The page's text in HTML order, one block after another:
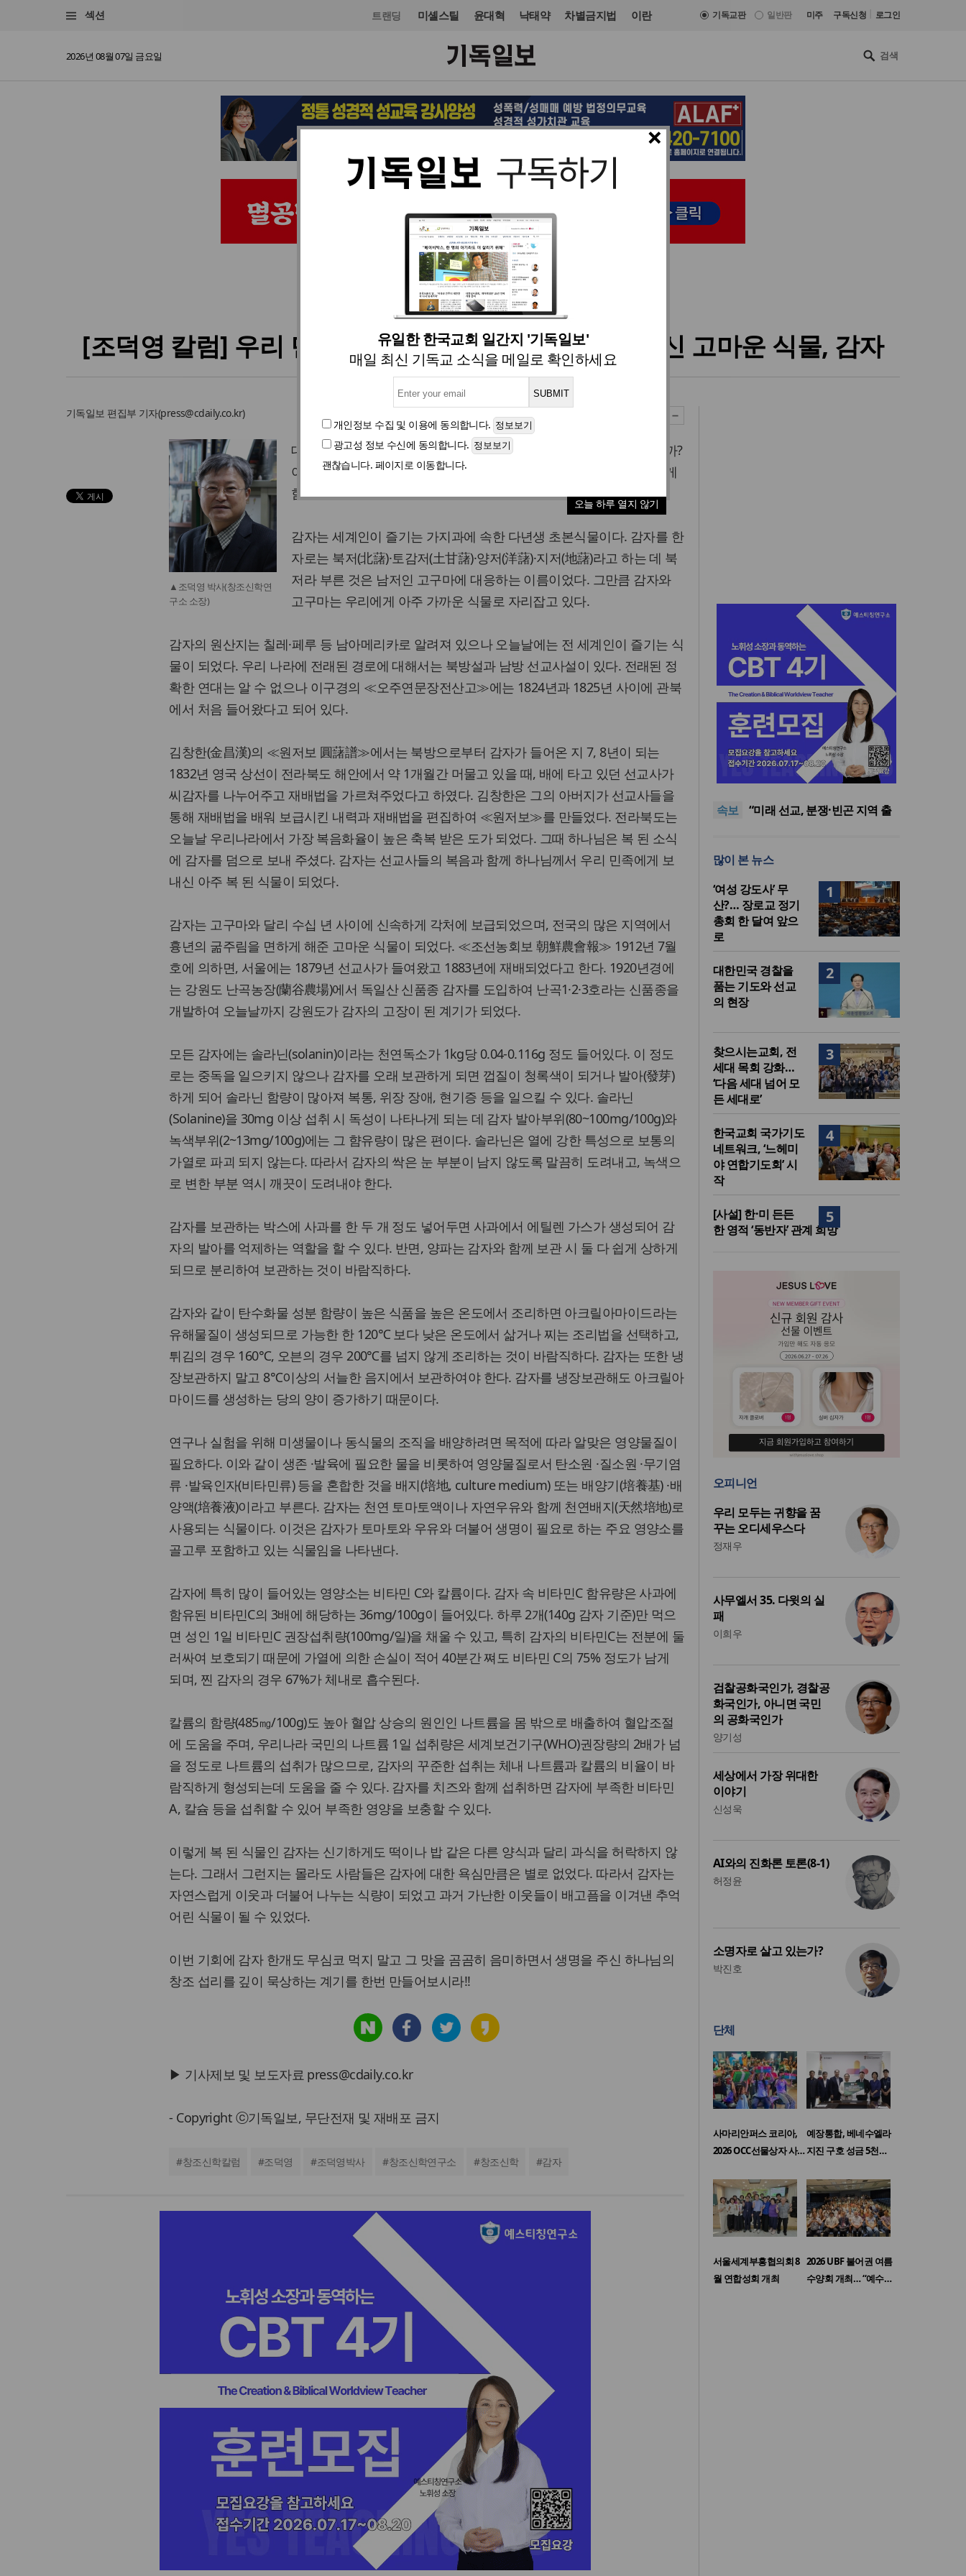
섹션 트랜딩 미셸스틸 윤대혁 낙태약 차별금지법 이란 기독교판 일반판 미주 구독신청 로그인
2026년 08월 07일 금요일
×
유일한 한국교회 일간지 '기독일보'
매일 최신 기독교 소식을 메일로 확인하세요
개인정보 수집 및 이용에 동의합니다.
광고성 정보 수신에 동의합니다.
괜찮습니다. 페이지로 이동합니다.
오늘 하루 열지 않기
교회일반 칼럼 입력 2016. 04. 16 06:30
[조덕영 칼럼] 우리 민족 배고픔을 달래준 하나님이 주신 고마운 식물, 감자
기독일보 편집부 기자(press@cdaily.co.kr)
▲조덕영 박사(창조신학연
구소 소장)
대한민국 국민 중 감자에 대한 추억 한두 가지 없는 사람이 과연 있을까?
아마 당연히 없을 것이다. 감자는 그만큼 우리 삶의 정서와 아주 가깝게
함께하여 왔다.
감자는 세계인이 즐기는 가지과에 속한 다년생 초본식물이다. 감자를 한
자로는 북저(北藷)·토감저(土甘藷)·양저(洋藷)·지저(地藷)라고 하는 데 북
저라 부른 것은 남저인 고구마에 대응하는 이름이었다. 그만큼 감자와
고구마는 우리에게 아주 가까운 식물로 자리잡고 있다.
감자의 원산지는 칠레·페루 등 남아메리카로 알려져 있으나 오늘날에는 전 세계인이 즐기는 식
물이 되었다. 우리 나라에 전래된 경로에 대해서는 북방설과 남방 선교사설이 있다. 전래된 정
확한 연대는 알 수 없으나 이구경의 ≪오주연문장전산고≫에는 1824년과 1825년 사이에 관북
에서 처음 들어왔다고 되어 있다.
김창한(金昌漢)의 ≪원저보 圓藷譜≫에서는 북방으로부터 감자가 들어온 지 7, 8년이 되는
1832년 영국 상선이 전라북도 해안에서 약 1개월간 머물고 있을 때, 배에 타고 있던 선교사가
씨감자를 나누어주고 재배법을 가르쳐주었다고 하였다. 김창한은 그의 아버지가 선교사들을
통해 재배법을 배워 보급시킨 내력과 재배법을 편집하여 ≪원저보≫를 만들었다. 전라북도는
오늘날 우리나라에서 가장 복음화율이 높은 축복 받은 도가 되었다. 그때 하나님은 복 된 소식
에 감자를 덤으로 보내 주셨다. 감자는 선교사들의 복음과 함께 하나님께서 우리 민족에게 보
내신 아주 복 된 식물이 되었다.
감자는 고구마와 달리 수십 년 사이에 신속하게 각처에 보급되었으며, 전국의 많은 지역에서
흉년의 굶주림을 면하게 해준 고마운 식물이 되었다. ≪조선농회보 朝鮮農會報≫ 1912년 7월
호에 의하면, 서울에는 1879년 선교사가 들여왔고 1883년에 재배되었다고 한다. 1920년경에
는 강원도 난곡농장(蘭谷農場)에서 독일산 신품종 감자를 도입하여 난곡1·2·3호라는 신품종을
개발하여 오늘날까지 강원도가 감자의 고장이 된 계기가 되었다.
모든 감자에는 솔라닌(solanin)이라는 천연독소가 1kg당 0.04-0.116g 정도 들어있다. 이 정도
로는 중독을 일으키지 않으나 감자를 오래 보관하게 되면 껍질이 청록색이 되거나 발아(發芽)
하게 되어 솔라닌 함량이 많아져 복통, 위장 장애, 현기증 등을 일으킬 수 있다. 솔라닌
(Solanine)을 30mg 이상 섭취 시 독성이 나타나게 되는 데 감자 발아부위(80~100mg/100g)와
녹색부위(2~13mg/100g)에는 그 햠유량이 많은 편이다. 솔라닌은 열에 강한 특성으로 보통의
가열로 파괴 되지 않는다. 따라서 감자의 싹은 눈 부분이 남지 않도록 말끔히 도려내고, 녹색으
로 변한 부분 역시 깨끗이 도려내야 한다.
감자를 보관하는 박스에 사과를 한 두 개 정도 넣어두면 사과에서 에틸렌 가스가 생성되어 감
자의 발아를 억제하는 역할을 할 수 있다. 반면, 양파는 감자와 함께 보관 시 둘 다 쉽게 상하게
되므로 분리하여 보관하는 것이 바람직하다.
감자와 같이 탄수화물 성분 함량이 높은 식품을 높은 온도에서 조리하면 아크릴아마이드라는
유해물질이 생성되므로 가능한 한 120℃ 보다 낮은 온도에서 삶거나 찌는 조리법을 선택하고,
튀김의 경우 160℃, 오븐의 경우 200℃를 넘지 않게 조리하는 것이 바람직하다. 감자는 또한 냉
장보관하지 말고 8℃이상의 서늘한 음지에서 보관하여야 한다. 감자를 냉장보관해도 아크릴아
마이드를 생성하는 당의 양이 증가하기 때문이다.
연구나 실험을 위해 미생물이나 동식물의 조직을 배양하려면 목적에 따라 알맞은 영양물질이
필요하다. 이와 같이 생존 ·발육에 필요한 물을 비롯하여 영양물질로서 탄소원 ·질소원 ·무기염
류 ·발육인자(비타민류) 등을 혼합한 것을 배지(培地, culture medium) 또는 배양기(培養基) ·배
양액(培養液)이라고 부른다. 감자는 천연 토마토액이나 자연우유와 함께 천연배지(天然培地)로
사용되는 식물이다. 이것은 감자가 토마토와 우유와 더불어 생명이 필요로 하는 주요 영양소를
골고루 포함하고 있는 식물임을 나타낸다.
감자에 특히 많이 들어있는 영양소는 비타민 C와 칼륨이다. 감자 속 비타민C 함유량은 사과에
함유된 비타민C의 3배에 해당하는 36mg/100g이 들어있다. 하루 2개(140g 감자 기준)만 먹으
면 성인 1일 비타민C 권장섭취량(100mg/일)을 채울 수 있고, 특히 감자의 비타민C는 전분에 둘
러싸여 보호되기 때문에 가열에 의한 손실이 적어 40분간 쪄도 비타민 C의 75% 정도가 남게
되며, 찐 감자의 경우 67%가 체내로 흡수된다.
칼륨의 함량(485㎎/100g)도 높아 혈압 상승의 원인인 나트륨을 몸 밖으로 배출하여 혈압조절
에 도움을 주며, 우리나라 국민의 나트륨 1일 섭취량은 세계보건기구(WHO)권장량의 2배가 넘
을 정도로 나트륨의 섭취가 많으므로, 감자의 꾸준한 섭취는 체내 나트륨과 칼륨의 비율이 바
람직하게 형성되는데 도움을 줄 수 있다. 감자를 치즈와 함께 섭취하면 감자에 부족한 비타민
A, 칼슘 등을 섭취할 수 있어 부족한 영양을 보충할 수 있다.
이렇게 복 된 식물인 감자는 신기하게도 떡이나 밥 같은 다른 양식과 달리 과식을 허락하지 않
는다. 그래서 그런지는 몰라도 사람들은 감자에 대한 욕심만큼은 별로 없었다. 따라서 감자는
자연스럽게 이웃과 더불어 나누는 식량이 되었고 과거 가난한 이웃들이 배고픔을 이겨낸 추억
어린 식물이 될 수 있었다.
이번 기회에 감자 한개도 무심코 먹지 말고 그 맛을 곰곰히 음미하면서 생명을 주신 하나님의
창조 섭리를 깊이 묵상하는 계기를 한번 만들어보시라!!
▶ 기사제보 및 보도자료 press@cdaily.co.kr
- Copyright ⓒ기독일보, 무단전재 및 재배포 금지
#창조신학칼럼 #조덕영 #조덕영박사 #창조신학연구소 #창조신학 #감자
속보
[최원호 목사의 영혼의 양식 63]
말씀은 같은데 왜 열매는 다를
美 이민구금센터에 억류됐던
“미사일 속에서도 복음은 전해
“미래 선교, 분쟁·빈곤 지역 출
발
말씀은 같은데 왜 열매는 다를
美 이민구금센터에 억류됐던
한인 목회자 석방돼
많이 본 뉴스
1
‘여성 강도사’ 무
산?… 장로교 정기
총회 한 달여 앞으
로
2
대한민국 경찰을
품는 기도와 선교
의 현장
3
찾으시는교회, 전
세대 목회 강화…
‘다음 세대 넘어 모
든 세대로’
4
한국교회 국가기도
네트워크, ‘느헤미
야 연합기도회’ 시
작
5
[사설] 한·미 든든
한 영적 ‘동반자’ 관계 희망
오피니언
우리 모두는 귀향을 꿈
꾸는 오디세우스다
정재우
사무엘서 35. 다윗의 실
패
이희우
검찰공화국인가, 경찰공
화국인가, 아니면 국민
의 공화국인가
양기성
세상에서 가장 위대한
이야기
신성욱
AI와의 진화론 토론(8-1)
허정윤
소명자로 살고 있는가?
박진호
단체
사마리안퍼스 코리아,
2026 OCC선물상자 사…
예장통합, 베네수엘라
지진 구호 성금 5천…
서울세계부흥협의회 8
월 연합성회 개최
2026 UBF 불어권 여름
수양회 개최… “예수…